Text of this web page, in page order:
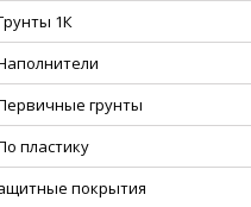
1К
грунты
пластику
покрытия